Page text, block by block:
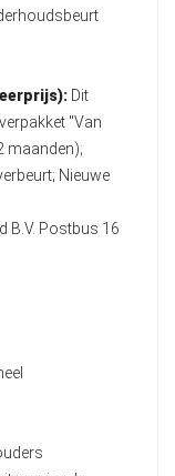
Dit
"Van
maanden);
Nieuwe
B.V. Postbus 16